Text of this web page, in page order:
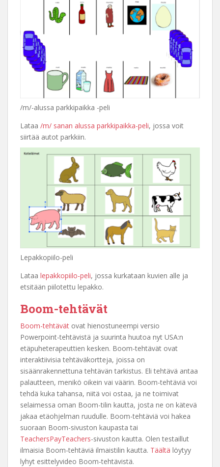
/m/-alussa parkkipaikka -peli
Lataa /m/ sanan alussa parkkipaikka-peli, jossa voit
siirtää autot parkkiin.
Lepakkopiilo-peli
Lataa lepakkopiilo-peli, jossa kurkataan kuvien alle ja
etsitään piilotettu lepakko.
Boom-tehtävät
Boom-tehtävät ovat hienostuneempi versio
Powerpoint-tehtävistä ja suurinta huutoa nyt USA:n
etäpuheterapeuttien kesken. Boom-tehtävät ovat
interaktiivisia tehtäväkortteja, joissa on
sisäänrakennettuna tehtävän tarkistus. Eli tehtävä antaa
palautteen, menikö oikein vai väärin. Boom-tehtäviä voi
tehdä kuka tahansa, niitä voi ostaa, ja ne toimivat
selaimessa oman Boom-tilin kautta, josta ne on kätevä
jakaa etäohjelman ruudulle. Boom-tehtäviä voi hakea
suoraan Boom-sivuston kaupasta tai
TeachersPayTeachers-sivuston kautta. Olen testaillut
ilmaisia Boom-tehtäviä ilmaistilin kautta. Täältä löytyy
lyhyt esittelyvideo Boom-tehtävistä.